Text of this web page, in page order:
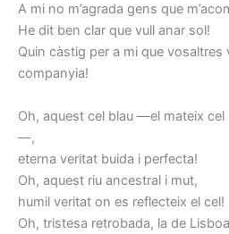
A mi no m’agrada gens que
He dit ben clar que vull anar sol!
Quin càstig per a mi que vosaltres
companyia!
Oh, aquest cel blau —el mateix cel
—,
eterna veritat buida i perfecta!
Oh, aquest riu ancestral i mut,
humil veritat on es reflecteix el cel!
Oh, tristesa retrobada, la de